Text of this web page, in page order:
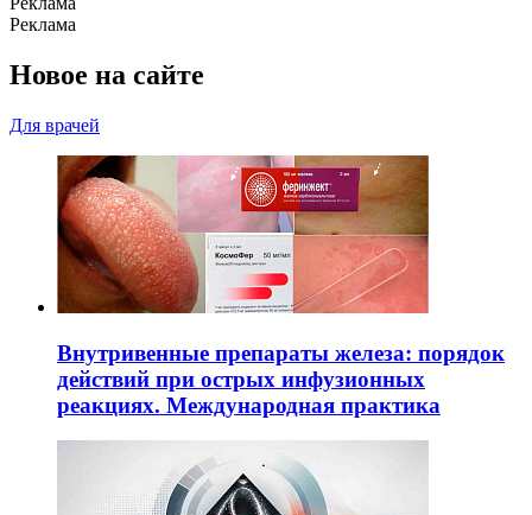
Реклама
Новое на сайте
Для врачей
Внутривенные препараты железа: порядок
действий при острых инфузионных
реакциях. Международная практика